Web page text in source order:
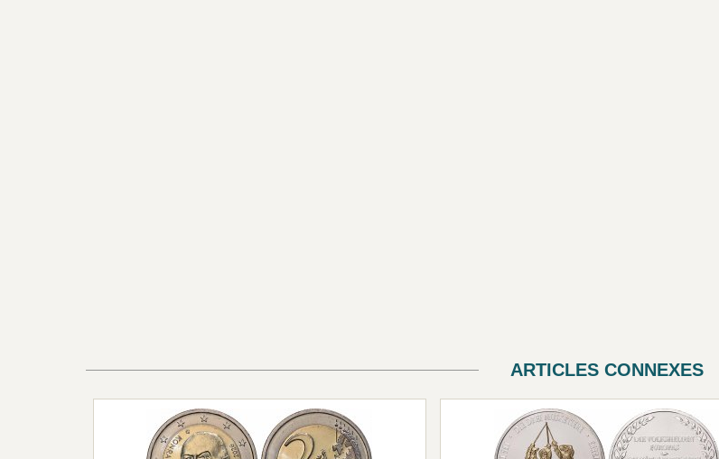
ARTICLES CONNEXES